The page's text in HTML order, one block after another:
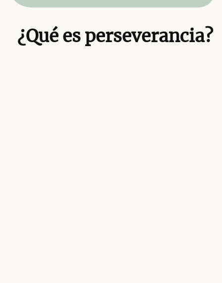
¿Qué es perseverancia?